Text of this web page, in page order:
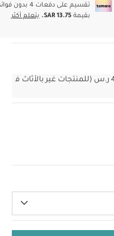
تقسيم على دفعات 4 بدون
بقيمةSAR 13.75. يتعلم أكثر
شحن مجاني للطلبات التي تزيد عن 400 ر.س (للمنتجات غير بالأثاث ف